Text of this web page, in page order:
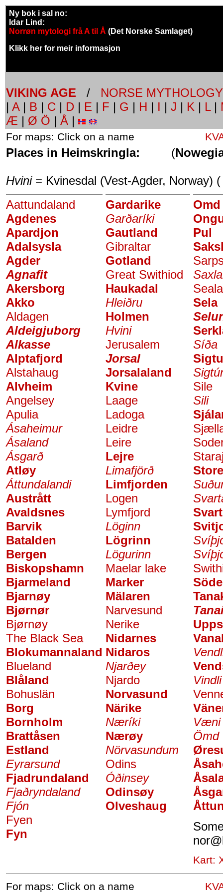
Ny bok i sal no:
Idar Lind:
Norrøn mytologi frå A til Å (Det Norske Samlaget)
Klikk her for meir informasjon
VIKING AGE / NORSE MYTHOLOGY
| A | B | C | D | E | F | G | H | I | J | K | L |
Æ | Ø Ö | Å |
For maps: Click on a name
Places in Heimskringla: (
Hvini= Kvinesdal (Vest-Agder, Norway)
Aattundaland
Agdenes
Apardjon
Adalsysla
Agder
Agnafit
Akersborg
Akko
Aldagen
Aldeigjuborg
Alkasse
Alptafjord
Alstahaug
Alvheim
Angelsey
Apulia
Ásaheimur
Ásaland
Ásgarð
Atløy
Áttundalandi
Austrått
Avaldsnes
Barvik
Batalden
Bergen
Biskopshamn
Bjarmeland
Bjarnøy
Bjørnør
Bjørnøy
The Black Sea
Blokumannaland
Blueland
Blåland
Bohuslän
Borg
Bornholm
Brattåsen
Estland
Eyrarsund
Fjadrundaland
Fjaðryndaland
Fjón
Fyen
Fyn
Gardarike
Garðaríki
Gautland
Gibraltar
Gotland
Great Swithiod
Haukadal
Hleiðru
Holmen
Hvini
Jerusalem
Jorsal
Jorsalaland
Kvine
Laage
Ladoga
Leidre
Leire
Lejre
Limafjörð
Limfjorden
Logen
Lymfjord
Löginn
Lögrinn
Lögurinn
Maelar lake
Marker
Mälaren
Narvesund
Nerike
Nidarnes
Nidaros
Njarðey
Njardo
Norvasund
Närike
Næríki
Nærøy
Nörvasundum
Odins
Óðinsey
Odinsøy
Olveshaug
Omd
Pul
Sela
Síða
Sile
Sili
Vindli
Væni
Ömd
nor@
Kart:
For maps: Click on a name